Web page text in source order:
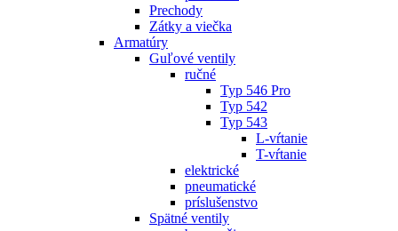
Prechody
Zátky a viečka
Armatúry
Guľové ventily
ručné
Typ 546 Pro
Typ 542
Typ 543
L-vŕtanie
T-vŕtanie
elektrické
pneumatické
príslušenstvo
Spätné ventily